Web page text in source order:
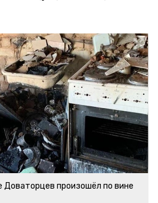
Доваторцев произошёл по вине